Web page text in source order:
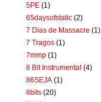
5PE (1)
65daysofstatic (2)
7 Dias de Massacre (1)
7 Tragos (1)
7mmp (1)
8 Bit Instrumental (4)
86SEJA (1)
8bits (20)